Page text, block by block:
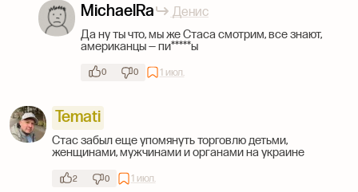
MichaelRa
Денис
Да ну ты что, мы же Стаса смотрим, все знают,
американцы — пи*****ы
0 0 1 июл.
Temati
Стас забыл еще упомянуть торговлю детьми,
женщинами, мужчинами и органами на украине
2 0 1 июл.